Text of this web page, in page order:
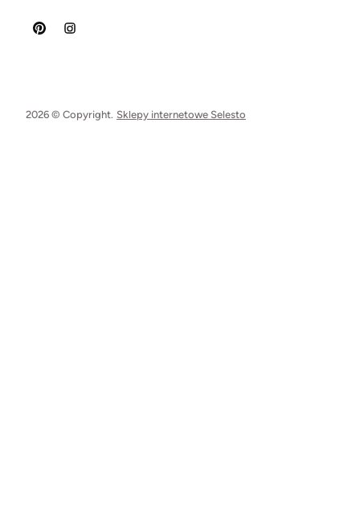
2026 © Copyright. Sklepy internetowe Selesto